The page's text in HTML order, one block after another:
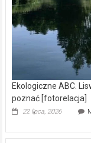
Ekologiczne ABC.
poznać [fotorelacja]
22 lipca, 2026